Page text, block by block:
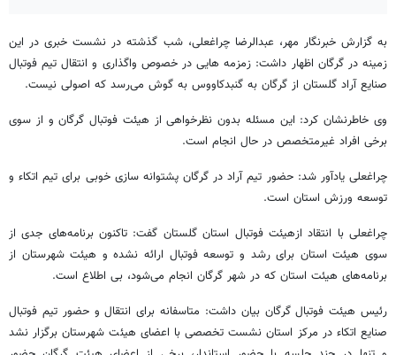
به گزارش خبرنگار مهر، عبدالرضا چراغعلی، شب گذشته در نشست خبری در این
زمینه در گرگان اظهار داشت: زمزمه ‌هایی در خصوص واگذاری و انتقال تیم فوتبال
صنایع آراد گلستان از گرگان به گنبدکاووس به گوش می‌رسد که اصولی نیست.
وی خاطرنشان کرد: این مسئله بدون نظرخواهی از هیئت فوتبال گرگان و از سوی
برخی افراد غیرمتخصص در حال انجام است.
چراغعلی یادآور شد: حضور تیم آراد در گرگان پشتوانه ‌سازی خوبی برای تیم اتکاء و
توسعه ورزش استان است.
چراغعلی با انتقاد ازهیئت فوتبال استان گلستان گفت: تاکنون برنامه‌های جدی از
سوی هیئت استان برای رشد و توسعه فوتبال ارائه نشده و هیئت شهرستان از
برنامه‌های هیئت استان که در شهر گرگان انجام می‌شود، بی ‌اطلاع است.
رئیس هیئت فوتبال گرگان بیان داشت: متاسفانه برای انتقال و حضور تیم فوتبال
صنایع اتکاء در مرکز استان نشست تخصصی با اعضای هیئت شهرستان برگزار نشد